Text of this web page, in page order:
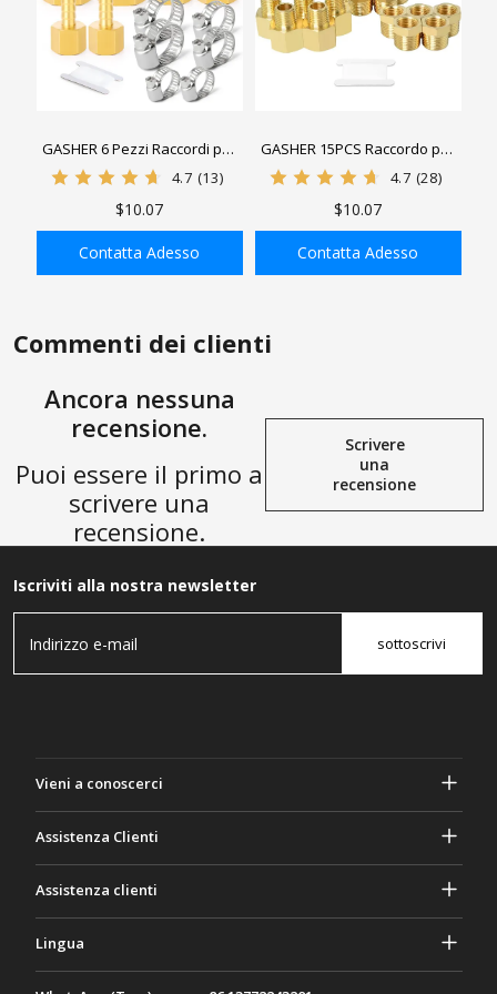
AGGIUNGI ALLA
GASHER 6 Pezzi Raccordi per
Tubi Aria, Raccordi
FNPT ， 3/8" Barb x 3/8" FNPT
， 1/2" Barb x 1/2" FNPT
Adattatore con 6 Tubi Flessibili
MORSETTO
4.7 (13)
$10.07
Contatta Adesso
AGGIUNGI ALLA
GASHER 15PCS Raccordo per
tubo in ottone, boccola
riduttore, capezzolo
esagonale ridotto
4.7 (28)
$10.07
Contatta Adesso
Commenti dei clienti
Ancora nessuna
recensione.
Puoi essere il primo a
scrivere una
recensione.
Scrivere
una
recensione
Iscriviti alla nostra newsletter
sottoscrivi
Vieni a conoscerci
Termini e Condizioni
Assistenza Clienti
Contattaci
Assistenza clienti
Lingua